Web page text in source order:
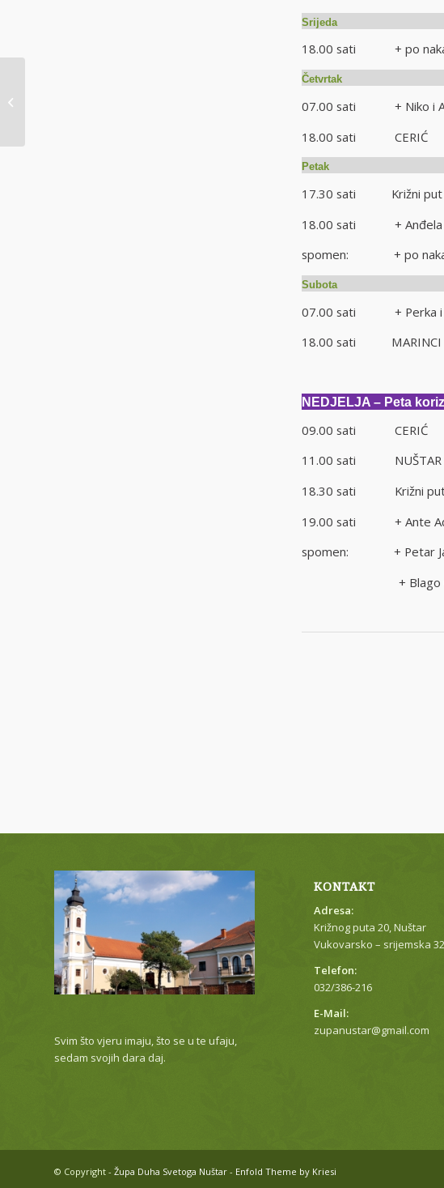
Srijeda
18.00 sati + po
Četvrtak
07.00 sati + Niko i
18.00 sati CERIĆ
Petak
17.30 sati Križni put
18.00 sati + Anđela
spomen: + po
Subota
07.00 sati + Perka i
18.00 sati MARINCI
NEDJELJA – Peta
09.00 sati CERIĆ
11.00 sati NUŠTAR
18.30 sati Križni
19.00 sati + Ante
spomen: + Petar
+ Blago
Svim što vjeru imaju, što se u te ufaju,
sedam svojih dara daj.
KONTAKT
Adresa:
Križnog puta 20, Nuštar
Vukovarsko – srijemska
Telefon:
032/386-216
E-Mail:
zupanustar@gmail.com
© Copyright - Župa Duha Svetoga Nuštar - Enfold Theme by Kriesi